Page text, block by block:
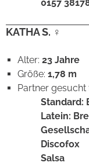
0157
KATHA S. ♀
Alter: 23 Jahre
Größe: 1,78 m
Partner gesucht
Standard:
Latein:
Discofox
Salsa